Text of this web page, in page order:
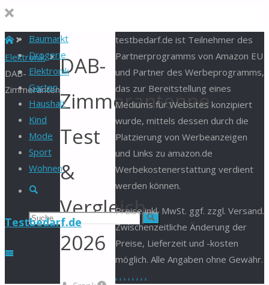
Baumarkt
Drogerie
Elektronik
Garten
Haushalt
Kind
Mode
Sport
Wohnen
Suche
Suchen Suche
Testbedarf.de
Start
Elektronik
DAB-
Zimmerantenne
DAB-
Zimmerantenne
Test
&
Vergleich
2026
testbedarf.de ist Teilnehmer des
Partnerprogramms von Amazon EU
und Partner des Werbeprogramms,
das zur Bereitstellung eines
Mediums für Websites konzipiert
wurde, mittels dessen durch die
Platzierung von Werbeanzeigen
und Links zu amazon.de
Werbekostenerstattung verdient
werden können.
Preise inkl. MwSt. ggf. zzgl. Versand.
Zwischenzeitliche Änderung der
Preise, Lieferzeit und -kosten
möglich. Alle Angaben ohne Gewähr.
. . . . . . . .